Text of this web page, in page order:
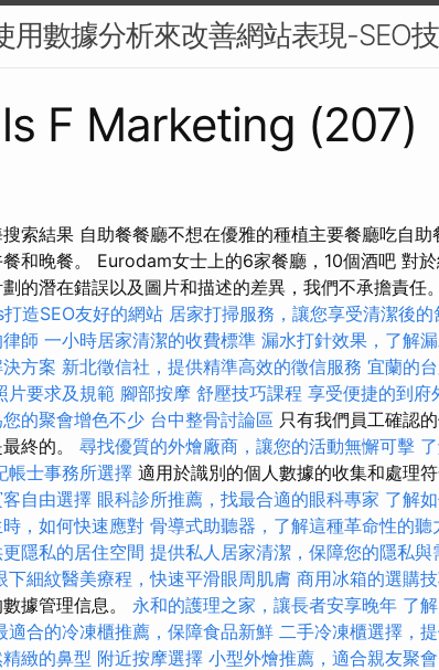
用數據分析來改善網站表現-SEO
F Marketing (207)
索結果 自助餐餐廳不想在優雅的種植主要餐廳吃自
和晚餐。 Eurodam女士上的6家餐廳，10個酒吧 對
的潛在錯誤以及圖片和描述的差異，我們不承擔責任。
造SEO友好的網站 居家打掃服務，讓您享受清潔後的
師 一小時居家清潔的收費標準 漏水打針效果，了解
方案 新北徵信社，提供精準高效的徵信服務 宜蘭的
片要求及規範 腳部按摩 舒壓技巧課程 享受便捷的到府
的聚會增色不少 台中整骨討論區 只有我們員工確認
終的。 尋找優質的外燴廠商，讓您的活動無懈可擊
帳士事務所選擇 適用於識別的個人數據的收集和處理
自由選擇 眼科診所推薦，找最合適的眼科專家 了解
，如何快速應對 骨導式助聽器，了解這種革命性的聽
隱私的居住空間 提供私人居家清潔，保障您的隱私與
下細紋醫美療程，快速平滑眼周肌膚 商用冰箱的選購
據管理信息。 永和的護理之家，讓長者安享晚年 了
適合的冷凍櫃推薦，保障食品新鮮 二手冷凍櫃選擇，
緻的鼻型 附近按摩選擇 小型外燴推薦，適合親友聚